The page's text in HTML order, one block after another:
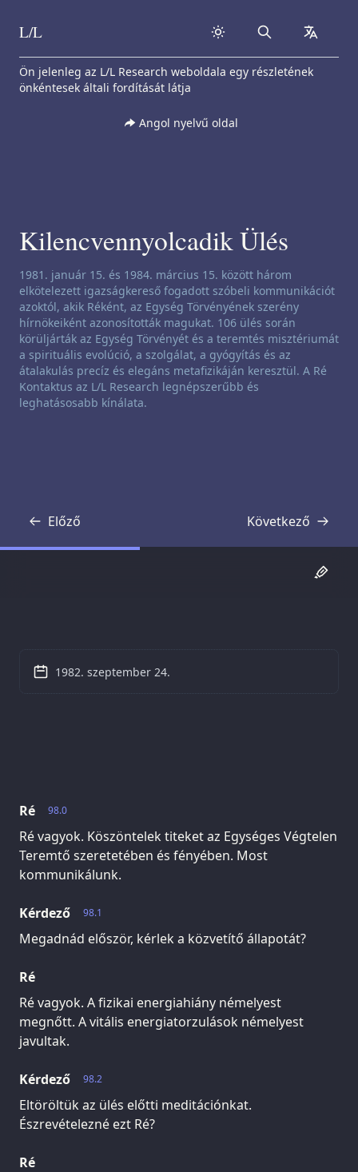
Skip to content
L/L Search
Ön jelenleg az L/L Research weboldala egy részletének
önkéntesek általi fordítását látja
Angol nyelvű oldal
Kilencvennyolcadik Ülés
Csatornázási nyilatkozat:
1981. január 15. és 1984. március 15. között három
elkötelezett igazságkereső fogadott szóbeli kommunikációt
azoktól, akik Réként, az Egység Törvényének szerény
hírnökeiként azonosították magukat. 106 ülés során
körüljárták az Egység Törvényét és a teremtés misztériumát
a spirituális evolúció, a szolgálat, a gyógyítás és az
átalakulás precíz és elegáns metafizikáján keresztül. A Ré
Kontaktus az L/L Research legnépszerűbb és
leghatásosabb kínálata.
Előző
Átirat Következő
Átirat
98.0
Ré
Ré vagyok. Köszöntelek titeket az Egységes Végtelen
Teremtő szeretetében és fényében. Most
kommunikálunk.
98.1
Kérdező
Megadnád először, kérlek a közvetítő állapotát?
Ré
Ré vagyok. A fizikai energiahiány némelyest
megnőtt. A vitális energiatorzulások némelyest
javultak.
98.2
Kérdező
Eltöröltük az ülés előtti meditációnkat.
Észrevételezné ezt Ré?
Ré
1982. szeptember 24.